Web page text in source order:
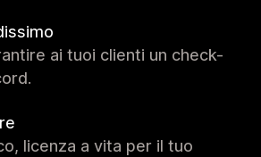
ai tuoi clienti un check-
licenza a vita per il tuo